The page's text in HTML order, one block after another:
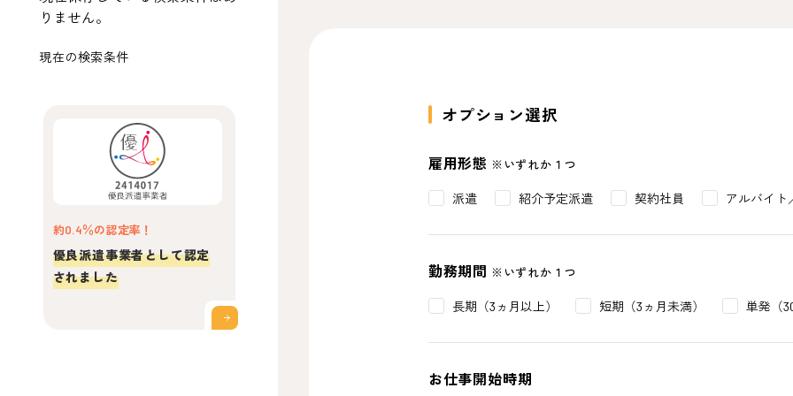
りません。
現在の検索条件
約0.4％の認定率！
優良派遣事業者として認定
されました
オプション選択
雇用形態 ※いずれか１つ
派遣 紹介予定派遣 契約社員 アルバイト
勤務期間 ※いずれか１つ
長期（3ヵ月以上） 短期（3ヵ月未満） 単発（
お仕事開始時期